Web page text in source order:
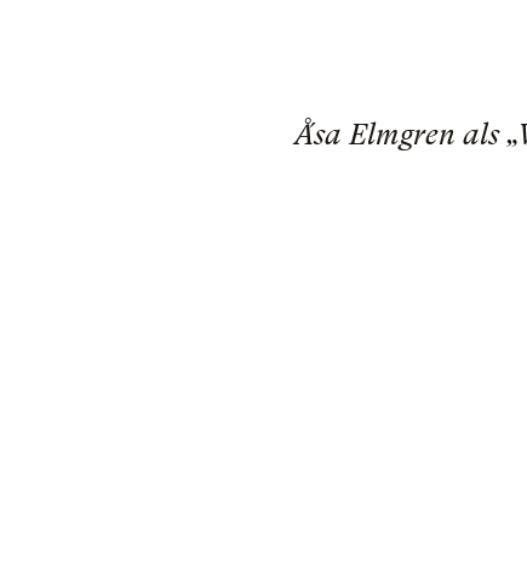
Ǻsa Elmgren als